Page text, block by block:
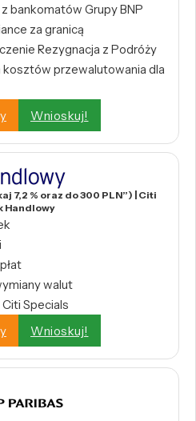
bankomatów Grupy BNP
za granicą
Rezygnacja z Podróży
przewalutowania dla
Wnioskuj!
7,2 % oraz do 300 PLN”) | Citi
Handlowy
walut
Specials
Wnioskuj!